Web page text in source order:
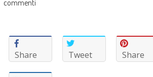
commenti
Share Tweet Share